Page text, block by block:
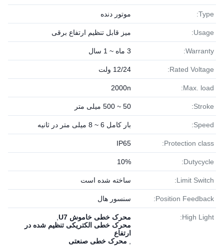
Type: موتور دنده
Usage: میز قابل تنظیم ارتفاع برقی
Warranty: 3 ماه ~ 1 سال
Rated Voltage: 12/24 ولت
Max. load:
2000n
Stroke: 50 ~ 500 میلی متر
Speed: بار کامل 6 ~ 8 میلی متر در ثانیه
Protection class:
IP65
Dutycycle:
10%
Limit Switch: ساخته شده است
Position Feedback: سنسور هال
High Light: محرک خطی خاموش U7
محرک خطی الکتریکی تنظیم شده در
ارتفاع
محرک خطی صنعتی